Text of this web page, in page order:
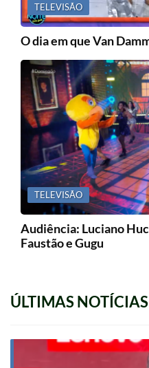
TELEVISÃO
O dia em que Van
TELEVISÃO
Audiência: Luciano
Faustão e Gugu
ÚLTIMAS NOTÍCIAS